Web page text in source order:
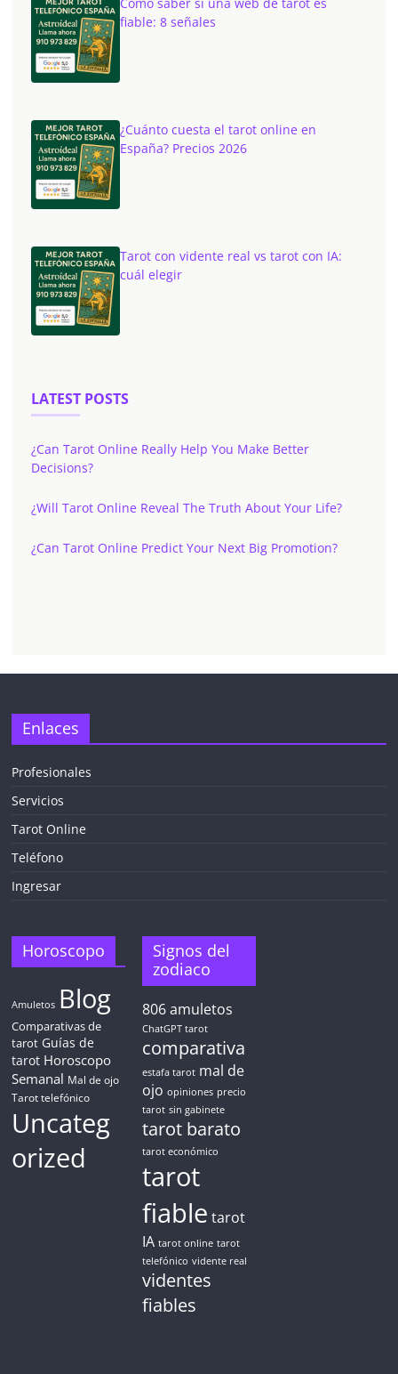
fiable: 8 señales
¿Cuánto cuesta el tarot online en
España? Precios 2026
Tarot con vidente real vs tarot con IA:
cuál elegir
LATEST POSTS
¿Can Tarot Online Really Help You Make Better
Decisions?
¿Will Tarot Online Reveal The Truth About Your Life?
¿Can Tarot Online Predict Your Next Big Promotion?
Enlaces
Profesionales
Servicios
Tarot Online
Teléfono
Ingresar
Horoscopo
Amuletos Blog
Comparativas de
tarot Guías de
tarot Horoscopo
Semanal Mal de ojo
Tarot telefónico
Uncateg
orized
Signos del
zodiaco
806amuletos
ChatGPT tarot
comparativa
estafa tarot mal de
ojo opiniones precio
tarot sin gabinete
tarot barato
tarot económico
tarot
fiable tarot
IA tarot online tarot
telefónico vidente real
videntes
fiables